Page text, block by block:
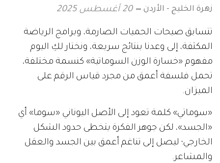
زهرة الخليج - الأردن 20 أغسطس 2025
تتسابق صيحات الحميات الصارمة، وبرامج الرياضة
المكثفة، إلى وعدنا بنتائج سريعة، ونختار لكِ اليوم
مفهوم «خسارة الوزن السوماتية» كنسمة مختلفة،
تحمل فلسفة أعمق من مجرد قياس الرقم على
الميزان.
«سوماتي» كلمة تعود إلى الأصل اليوناني «سوما» أي
«الجسد»، لكن جوهر الفكرة يتخطى حدود الشكل
الخارجي؛ ليصل إلى تناغم أعمق بين الجسد والعقل
والمشاعر.